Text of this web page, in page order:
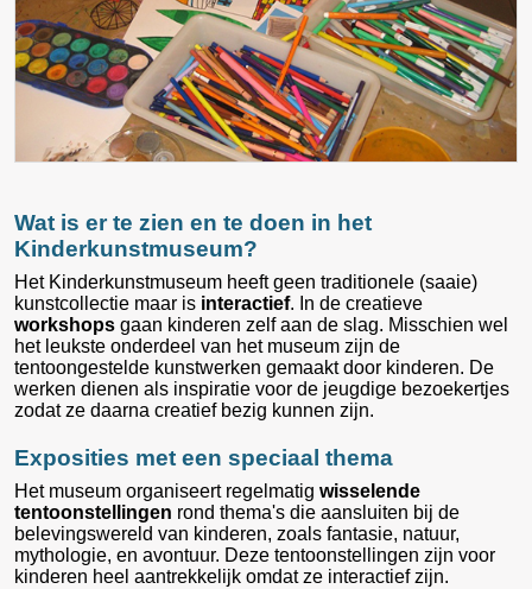
Wat is er te zien en te doen in het
Kinderkunstmuseum?
Het Kinderkunstmuseum heeft geen traditionele (saaie)
kunstcollectie maar is interactief. In de creatieve
workshops gaan kinderen zelf aan de slag. Misschien wel
het leukste onderdeel van het museum zijn de
tentoongestelde kunstwerken gemaakt door kinderen. De
werken dienen als inspiratie voor de jeugdige bezoekertjes
zodat ze daarna creatief bezig kunnen zijn.
Exposities met een speciaal thema
Het museum organiseert regelmatig wisselende
tentoonstellingen rond thema's die aansluiten bij de
belevingswereld van kinderen, zoals fantasie, natuur,
mythologie, en avontuur. Deze tentoonstellingen zijn voor
kinderen heel aantrekkelijk omdat ze interactief zijn.